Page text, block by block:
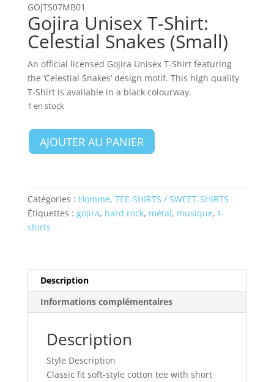
GOJTS07MB01
Gojira Unisex T-Shirt:
Celestial Snakes (Small)
An official licensed Gojira Unisex T-Shirt featuring
the ‘Celestial Snakes’ design motif. This high quality
T-Shirt is available in a black colourway.
1 en stock
quantité
de
T-
Shirt:
Celestial
Snakes
AJOUTER AU PANIER
Catégories : Homme, TEE-SHIRTS / SWEET-SHIRTS
Étiquettes : gojira, hard rock, métal, musique, t-
shirts
Description
Informations complémentaires
Description
Style Description
Classic fit soft-style cotton tee with short